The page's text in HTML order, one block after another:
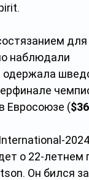
для
наблюдали
одержала
Евросоюзе (
о 22-летнем
Он бился